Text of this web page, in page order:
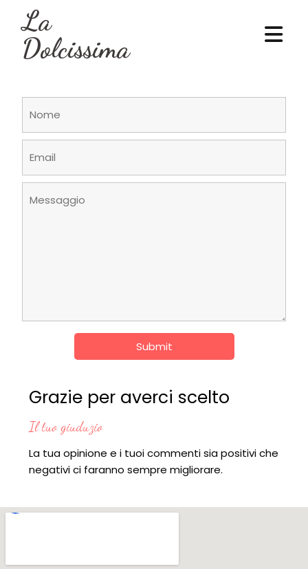
La
Dolcissima
Submit
Grazie per averci scelto
Il tuo giuduzio
La tua opinione e i tuoi commenti sia positivi che
negativi ci faranno sempre migliorare.